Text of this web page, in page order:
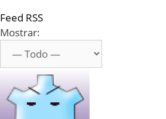
Feed RSS
Mostrar: